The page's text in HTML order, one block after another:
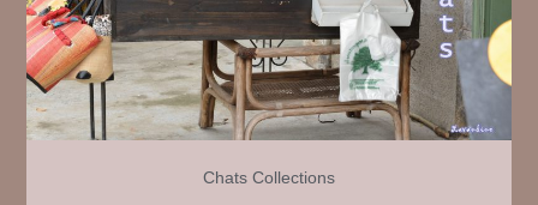
Chats Collections